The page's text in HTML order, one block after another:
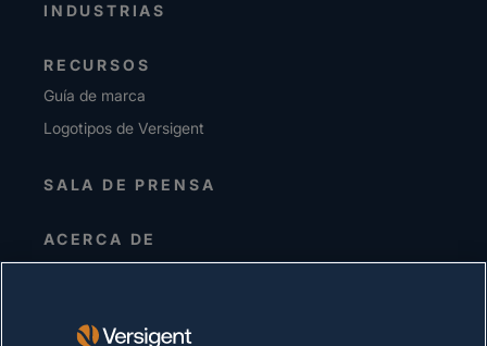
INDUSTRIAS
RECURSOS
Guía de marca
Logotipos de Versigent
SALA DE PRENSA
ACERCA DE
Alta dirección
Proveedores